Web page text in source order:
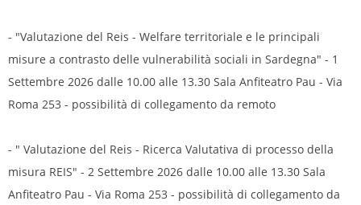
- "Valutazione del Reis - Welfare territoriale e le principali
misure a contrasto delle vulnerabilità sociali in Sardegna" - 1
Settembre 2026 dalle 10.00 alle 13.30 Sala Anfiteatro Pau - Via
Roma 253 - possibilità di collegamento da remoto
- " Valutazione del Reis - Ricerca Valutativa di processo della
misura REIS" - 2 Settembre 2026 dalle 10.00 alle 13.30 Sala
Anfiteatro Pau - Via Roma 253 - possibilità di collegamento da